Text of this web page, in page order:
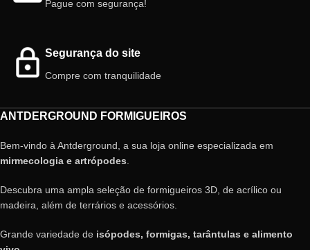
Pague com segurança!
Segurança do site
Compre com tranquilidade
ANTDERGROUND FORMIGUEIROS
Bem-vindo à Antderground, a sua loja online especializada em
mirmecologia e artrópodes.
Descubra uma ampla seleção de formigueiros 3D, de acrílico ou
madeira, além de terrários e acessórios.
Grande variedade de isópodes, formigas, tarântulas e alimento